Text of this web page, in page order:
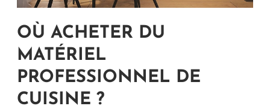
OÙ ACHETER DU
MATÉRIEL
PROFESSIONNEL DE
CUISINE ?